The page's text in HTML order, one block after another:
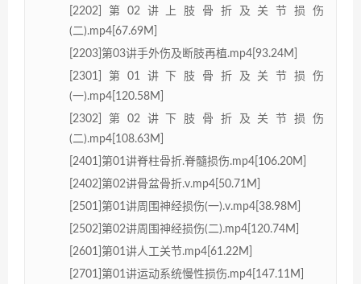
[2202]第02讲上肢骨折及关节损伤
(二).mp4[67.69M]
[2203]第03讲手外伤及断肢再植.mp4[93.24M]
[2301]第01讲下肢骨折及关节损伤
(一).mp4[120.58M]
[2302]第02讲下肢骨折及关节损伤
(二).mp4[108.63M]
[2401]第01讲脊柱骨折.脊髓损伤.mp4[106.20M]
[2402]第02讲骨盆骨折.v.mp4[50.71M]
[2501]第01讲周围神经损伤(一).v.mp4[38.98M]
[2502]第02讲周围神经损伤(二).mp4[120.74M]
[2601]第01讲人工关节.mp4[61.22M]
[2701]第01讲运动系统慢性损伤.mp4[147.11M]